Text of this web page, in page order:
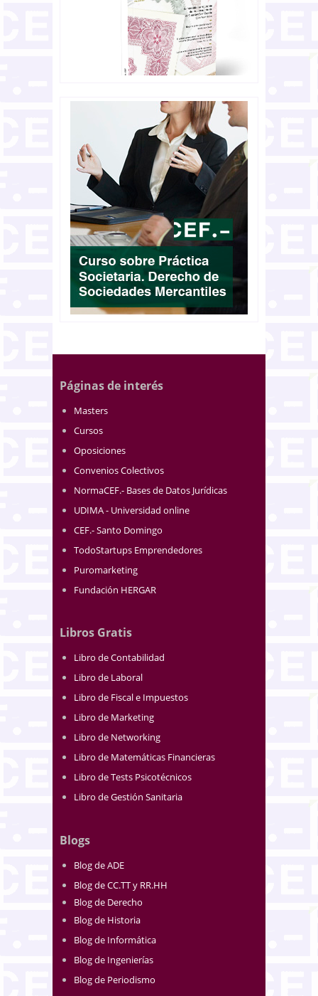
Páginas de interés
Masters
Cursos
Oposiciones
Convenios Colectivos
NormaCEF.- Bases de Datos Jurídicas
UDIMA - Universidad online
CEF.- Santo Domingo
TodoStartups Emprendedores
Puromarketing
Fundación HERGAR
Libros Gratis
Libro de Contabilidad
Libro de Laboral
Libro de Fiscal e Impuestos
Libro de Marketing
Libro de Networking
Libro de Matemáticas Financieras
Libro de Tests Psicotécnicos
Libro de Gestión Sanitaria
Blogs
Blog de ADE
Blog de CC.TT y RR.HH
Blog de Derecho
Blog de Historia
Blog de Informática
Blog de Ingenierías
Blog de Periodismo